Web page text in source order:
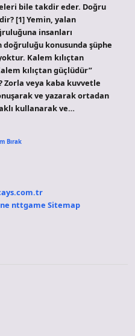
bile takdir eder. Doğru
[1] Yemin, yalan
insanları
doğruluğu konusunda şüphe
Kalem kılıçtan
kılıçtan güçlüdür”
Zorla veya kaba kuvvetle
ve yazarak ortadan
kullanarak ve…
Bırak
nttgame Sitemap